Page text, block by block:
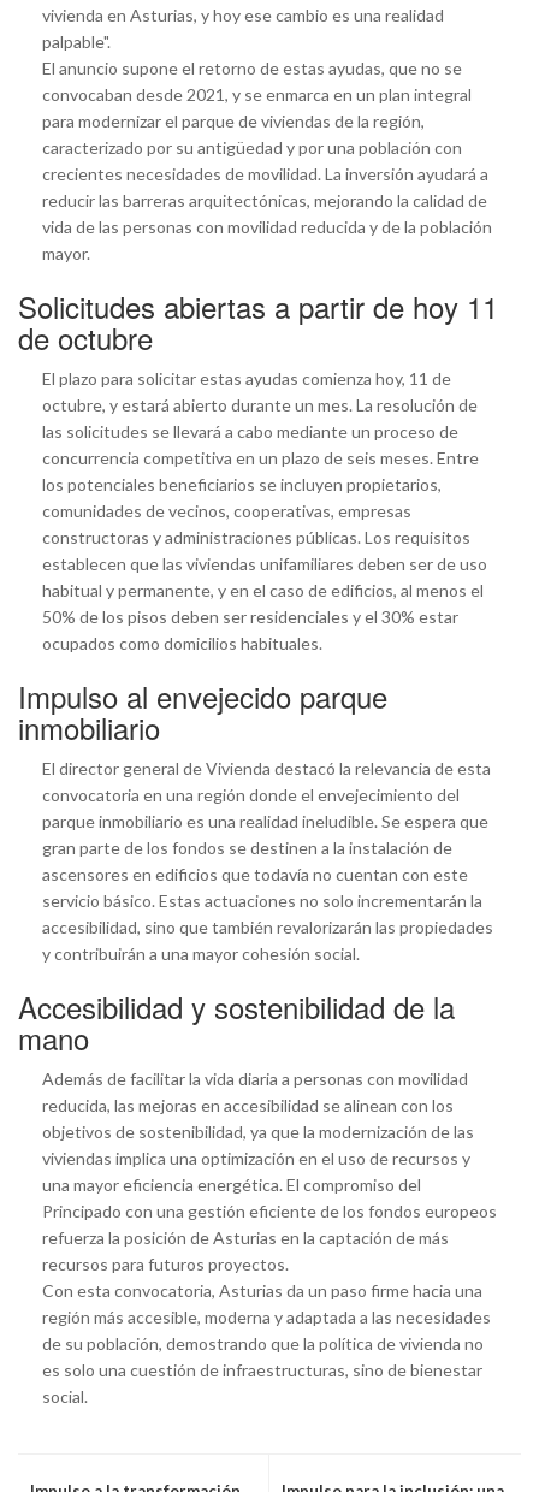
vivienda en Asturias, y hoy ese cambio es una realidad
palpable".
El anuncio supone el retorno de estas ayudas, que no se
convocaban desde 2021, y se enmarca en un plan integral
para modernizar el parque de viviendas de la región,
caracterizado por su antigüedad y por una población con
crecientes necesidades de movilidad. La inversión ayudará a
reducir las barreras arquitectónicas, mejorando la calidad de
vida de las personas con movilidad reducida y de la población
mayor.
Solicitudes abiertas a partir de hoy 11
de octubre
El plazo para solicitar estas ayudas comienza hoy, 11 de
octubre, y estará abierto durante un mes. La resolución de
las solicitudes se llevará a cabo mediante un proceso de
concurrencia competitiva en un plazo de seis meses. Entre
los potenciales beneficiarios se incluyen propietarios,
comunidades de vecinos, cooperativas, empresas
constructoras y administraciones públicas. Los requisitos
establecen que las viviendas unifamiliares deben ser de uso
habitual y permanente, y en el caso de edificios, al menos el
50% de los pisos deben ser residenciales y el 30% estar
ocupados como domicilios habituales.
Impulso al envejecido parque
inmobiliario
El director general de Vivienda destacó la relevancia de esta
convocatoria en una región donde el envejecimiento del
parque inmobiliario es una realidad ineludible. Se espera que
gran parte de los fondos se destinen a la instalación de
ascensores en edificios que todavía no cuentan con este
servicio básico. Estas actuaciones no solo incrementarán la
accesibilidad, sino que también revalorizarán las propiedades
y contribuirán a una mayor cohesión social.
Accesibilidad y sostenibilidad de la
mano
Además de facilitar la vida diaria a personas con movilidad
reducida, las mejoras en accesibilidad se alinean con los
objetivos de sostenibilidad, ya que la modernización de las
viviendas implica una optimización en el uso de recursos y
una mayor eficiencia energética. El compromiso del
Principado con una gestión eficiente de los fondos europeos
refuerza la posición de Asturias en la captación de más
recursos para futuros proyectos.
Con esta convocatoria, Asturias da un paso firme hacia una
región más accesible, moderna y adaptada a las necesidades
de su población, demostrando que la política de vivienda no
es solo una cuestión de infraestructuras, sino de bienestar
social.